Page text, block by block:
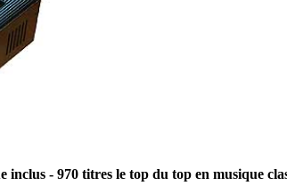
- 970 titres le top du top en musique